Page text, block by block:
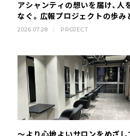
アシャンティの想いを届け、人
なぐ。広報プロジェクトの歩み
れから
2026.07.28 PROJECT